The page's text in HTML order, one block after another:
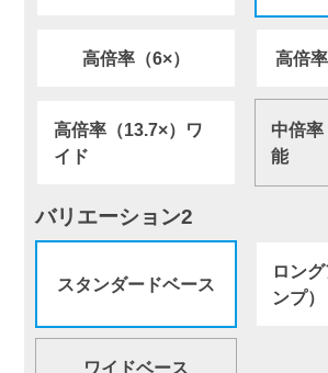
高倍率（6×） 高倍
高倍率（13.7×）ワ
イド
中倍
能
バリエーション2
スタンダードベース
ロン
ンプ）
ワイドベース